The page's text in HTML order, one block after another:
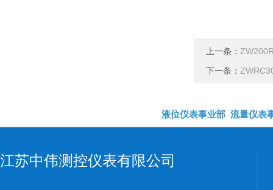
上一条：
下一条：
液位仪表事业部 流量仪表
江苏中伟测控仪表有限公司